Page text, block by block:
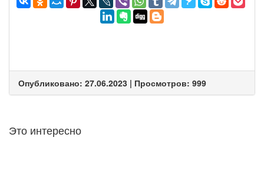
Опубликовано: 27.06.2023 | Просмотров: 999
Это интересно